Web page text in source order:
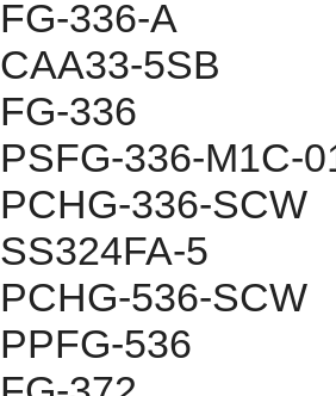
FG-336-A
CAA33-5SB
FG-336
PSFG-336-M1C-
PCHG-336-SCW
SS324FA-5
PCHG-536-SCW
PPFG-536